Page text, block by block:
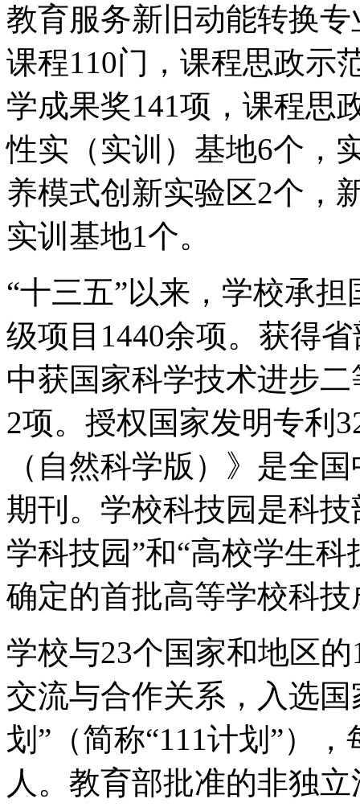
教育服务新旧动能转换
课程110门，课程思政示
学成果奖141项，课程思
性实（实训）基地6个，
养模式创新实验区2个，
实训基地1个。
“十三五”以来，学校承
级项目1440余项。获得
中获国家科学技术进步
2项。授权国家发明专利
（自然科学版）》是全
期刊。学校科技园是科
学科技园”和“高校学生
确定的首批高等学校科
学校与23个国家和地区
交流与合作关系，入选
划”（简称“111计划”）
人。教育部批准的非独